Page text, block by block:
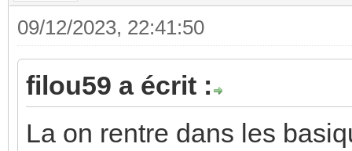
09/12/2023, 22:41:50
filou59 a écrit :
La on rentre dans les